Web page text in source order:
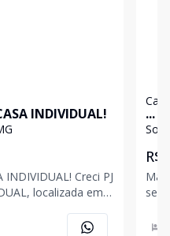
INDIVIDUAL!
INDIVIDUAL! Creci PJ
região com
Casa
...
R$
sendo